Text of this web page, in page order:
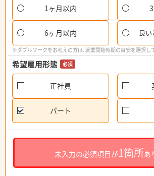
1ヶ月以内
6ヶ月以内 良
※ダブルワークをお考えの方は、就業開始時期の目安を選択し
希望雇用形態 必須
正社員
パート
未入力の必須項目が1箇所あ